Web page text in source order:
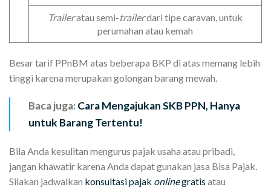
Traileratau semi-trailerdari tipe caravan, untuk
perumahan atau kemah
Besar tarif PPnBM atas beberapa BKP di atas memang lebih
tinggi karena merupakan golongan barang mewah.
Baca juga:Cara Mengajukan SKB PPN, Hanya
untuk Barang Tertentu!
Bila Anda kesulitan mengurus pajak usaha atau pribadi,
jangan khawatir karena Anda dapat gunakan jasa Bisa Pajak.
Silakan jadwalkan konsultasi pajak onlinegratis atau